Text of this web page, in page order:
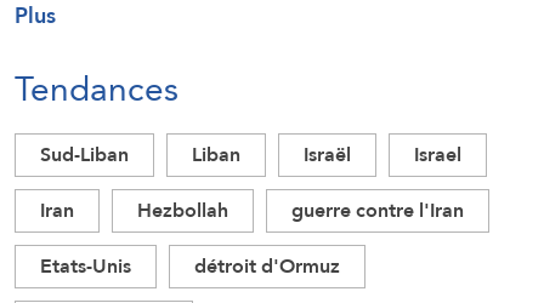
Plus
Tendances
Sud-Liban Liban Israël
Israel
Iran
Hezbollah
guerre contre l'Iran
Etats-Unis
détroit d'Ormuz